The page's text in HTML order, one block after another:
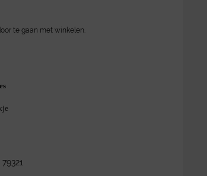
te gaan met winkelen.
79321